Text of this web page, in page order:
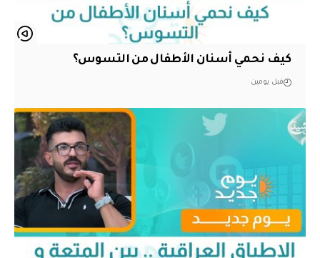
كيف نحمي أسنان الأطفال من التسوس؟
قبل يومين